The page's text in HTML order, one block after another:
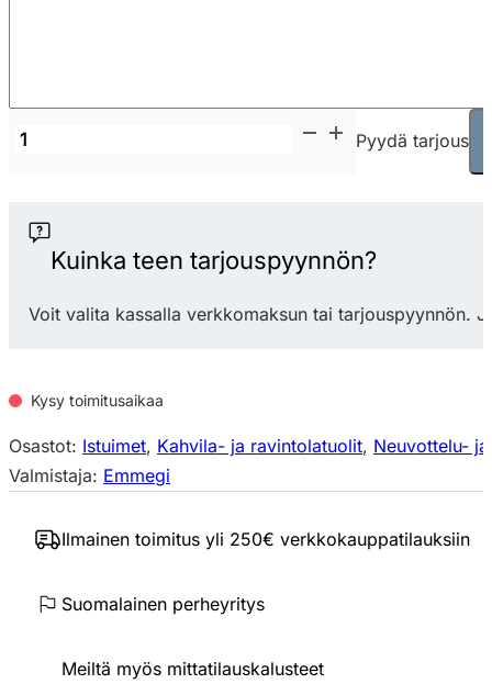
Emmegi
määrä
Pyydä tarjous
Kuinka teen tarjouspyynnön?
Voit valita kassalla verkkomaksun tai tarjouspyynnön.
Kysy toimitusaikaa
Osastot: Istuimet, Kahvila- ja ravintolatuolit, Neuvottelu-
Valmistaja: Emmegi
Ilmainen toimitus yli 250€ verkkokauppatilauksiin
Suomalainen perheyritys
Meiltä myös mittatilauskalusteet